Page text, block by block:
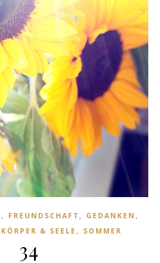
, FREUNDSCHAFT , GEDANKEN ,
KÖRPER & SEELE , SOMMER
34